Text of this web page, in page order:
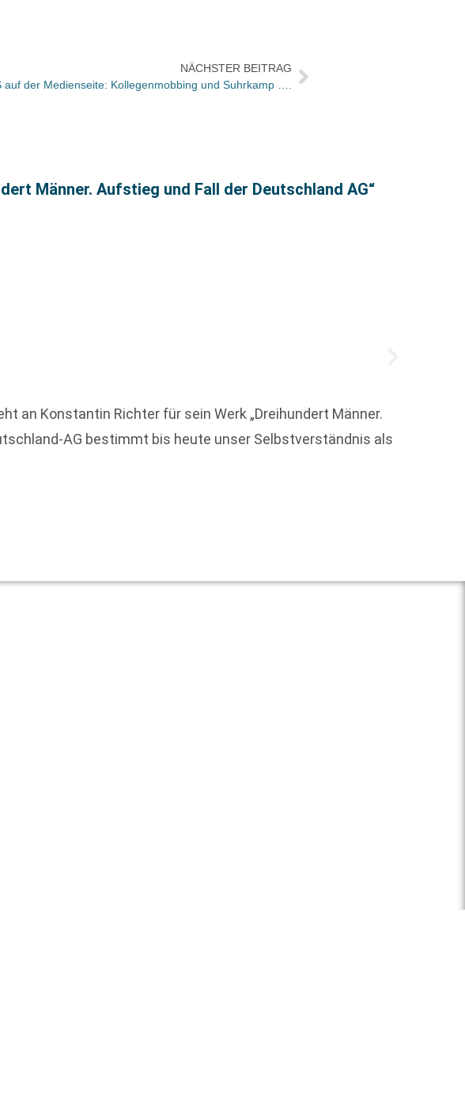
NÄCHSTER BEITRAG
auf der Medienseite: Kollegenmobbing und Suhrkamp ….
Männer. Aufstieg und Fall der Deutschland AG“
an Konstantin Richter für sein Werk „Dreihundert Männer.
AG bestimmt bis heute unser Selbstverständnis als